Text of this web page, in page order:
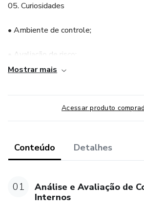
05. Curiosidades
• Ambiente de controle;
• Avaliação de risco;
• lnformação e comunicação;
Etc...
Mostrar mais
Acessar produto
Conteúdo Detalhes
01
Análise e Avaliação de
Internos